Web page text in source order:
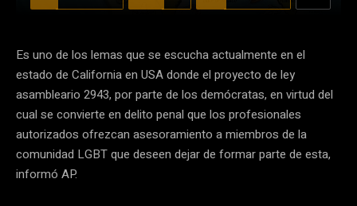
Es uno de los lemas que se escucha actualmente en el
estado de California en USA donde el proyecto de ley
asambleario 2943, por parte de los demócratas, en virtud del
cual se convierte en delito penal que los profesionales
autorizados ofrezcan asesoramiento a miembros de la
comunidad LGBT que deseen dejar de formar parte de esta,
informó AP.